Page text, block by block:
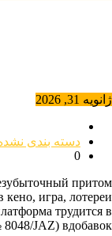
ژانویه 31, 2026
دسته بندی
0
притом
кено, игра, лотереи
трудится в
JAZ) вдобавок